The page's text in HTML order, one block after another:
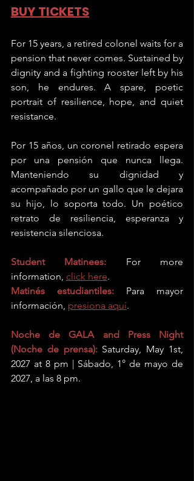
BUY TICKETS
For 15 years, a retired colonel waits for a
pension that never comes. Sustained by
dignity and a fighting rooster left by his
son, he endures. A spare, poetic
portrait of resilience, hope, and quiet
resistance.
Por 15 años, un coronel retirado espera
por una pensión que nunca llega.
Manteniendo su dignidad y
acompañado por un gallo que le dejara
su hijo, lo soporta todo. Un poético
retrato de resiliencia, esperanza y
resistencia silenciosa.
Student Matinees: For more
information, click here.
Matinés estudiantiles:
Para mayor
información, presiona aquí.
Noche de GALA and Press Night
(Noche de prensa): Saturday, May 1st,
2027 at 8 pm | Sábado, 1° de mayo de
2027, a las 8 pm.